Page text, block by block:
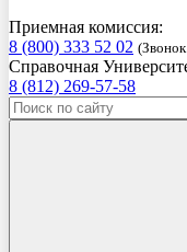
Приемная комиссия:
8 (800) 333 52 02
Справочная
8 (812) 269-57-58